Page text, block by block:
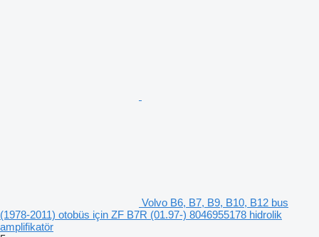
Volvo B6, B7, B9, B10, B12 bus
(1978-2011) otobüs için ZF B7R (01.97-) 8046955178 hidrolik
amplifikatör